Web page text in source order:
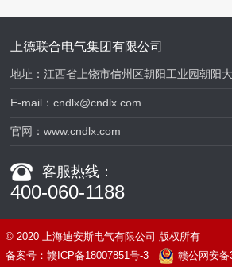
上德联合电气集团有限公司
地址：江西省上饶市信州区朝阳工业园朝阳
E-mail：cndlx@cndlx.com
官网：www.cndlx.com
客服热线：
400-060-1188
© 2020 上海迪安斯电气有限公司 版权所有
备案号： 赣ICP备18007851号-3 赣公网安备